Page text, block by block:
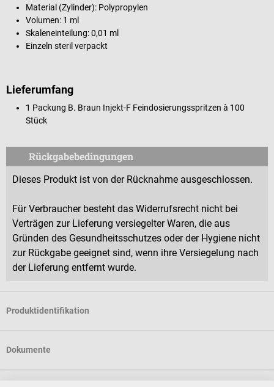
Material (Zylinder): Polypropylen
Volumen: 1 ml
Skaleneinteilung: 0,01 ml
Einzeln steril verpackt
Lieferumfang
1 Packung B. Braun Injekt-F Feindosierungsspritzen à 100
Stück
Rückgabebedingungen
Dieses Produkt ist von der Rücknahme ausgeschlossen.
Für Verbraucher besteht das Widerrufsrecht nicht bei
Verträgen zur Lieferung versiegelter Waren, die aus
Gründen des Gesundheitsschutzes oder der Hygiene nicht
zur Rückgabe geeignet sind, wenn ihre Versiegelung nach
der Lieferung entfernt wurde.
Produktidentifikation
Dokumente